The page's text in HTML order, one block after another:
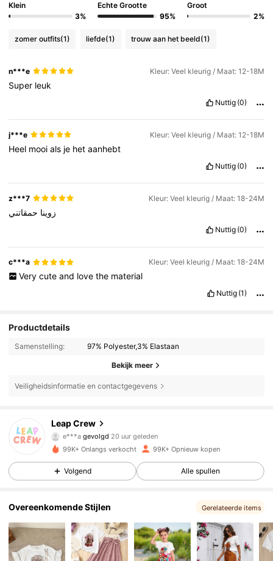
Klein
3%
Echte Grootte
95%
Groot
2%
zomer outfits(1) liefde(1) trouw aan het beeld(1)
n***e Kleur: Veel kleurig / Maat: 12-18M
Super leuk
Nuttig (0)
j***e Kleur: Veel kleurig / Maat: 12-18M
Heel mooials je hetaanhebt
Nuttig (0)
z***7 Kleur: Veel kleurig / Maat: 18-24M
زوينا حمقاتني
Nuttig (0)
c***a Kleur: Veel kleurig / Maat: 18-24M
Very cute and love the material
Nuttig (1)
Productdetails
Samenstelling: 97% Polyester,3% Elastaan
Bekijk meer
Veiligheidsinformatie en contactgegevens
Leap Crew
e***agevolgd 20 uur geleden
i***6 is aan het browsen
30K Volgers
4.79 30K Volgers
99K+ Onlangs verkocht 99K+ Opnieuw kopen
Volgend Alle spullen
Overeenkomende Stijlen Gerelateerde items